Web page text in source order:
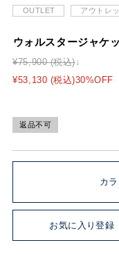
OUTLET アウトレッ
ウォルスタージャケ
¥75,900 (税込)
¥53,130 (税込)30%OFF
返品不可
カ
お気に入り登録